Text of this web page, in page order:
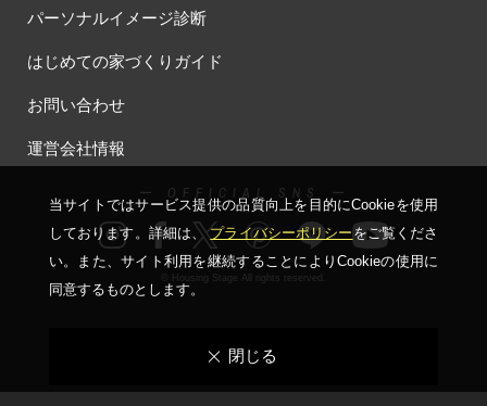
パーソナルイメージ診断
はじめての家づくりガイド
お問い合わせ
運営会社情報
ー OFFICIAL SNS ー
© Housing Stage All rights reserved.
当サイトではサービス提供の品質向上を⽬的にCookieを使⽤
しております。詳細は、プライバシーポリシーをご覧くださ
い。
また、サイト利⽤を継続することによりCookieの使⽤に
同意するものとします。
閉じる